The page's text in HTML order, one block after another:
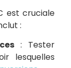
est cruciale
:
: Tester
lesquelles